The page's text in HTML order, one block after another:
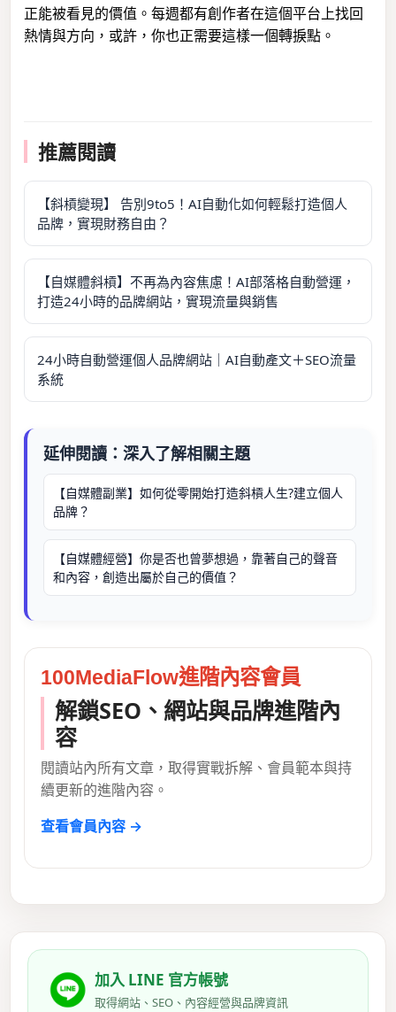
正能被看見的價值。每週都有創作者在這個平台上找回
熱情與方向，或許，你也正需要這樣一個轉捩點。
推薦閱讀
【斜槓變現】 告別9to5！AI自動化如何輕鬆打造個人
品牌，實現財務自由？
【自媒體斜槓】不再為內容焦慮！AI部落格自動營運，
打造24小時的品牌網站，實現流量與銷售
24小時自動營運個人品牌網站｜AI自動產文＋SEO流量
系統
延伸閱讀：深入了解相關主題
【自媒體副業】如何從零開始打造斜槓人生?建立個人
品牌？
【自媒體經營】你是否也曾夢想過，靠著自己的聲音
和內容，創造出屬於自己的價值？
100MediaFlow進階內容會員
解鎖SEO、網站與品牌進階內
容
閱讀站內所有文章，取得實戰拆解、會員範本與持
續更新的進階內容。
查看會員內容 →
加入 LINE 官方帳號
取得網站、SEO、內容經營與品牌資訊